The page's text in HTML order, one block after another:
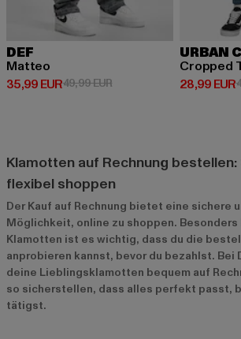
DEF
Matteo
35,99 EUR
Derzeitiger Preis: 35,99 EUR
49,99 EURAktionspreis: 49,99 EUR
URBAN
Cropped
28,99 EUR
Derzeitiger
Klamotten auf Rechnung bestellen:
flexibel shoppen
Der Kauf auf Rechnung bietet eine sichere
Möglichkeit, online zu shoppen. Besonders
Klamotten ist es wichtig, dass du die
anprobieren kannst, bevor du bezahlst. Bei
deine Lieblingsklamotten bequem auf
so sicherstellen, dass alles perfekt passt,
tätigst.